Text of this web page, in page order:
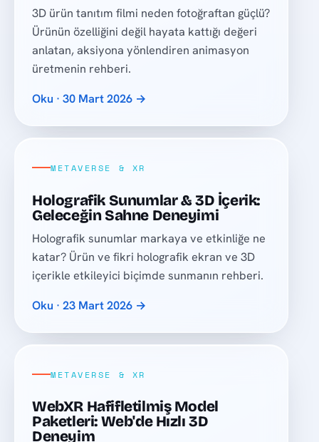
3D ürün tanıtım filmi neden fotoğraftan güçlü?
Ürünün özelliğini değil hayata kattığı değeri
anlatan, aksiyona yönlendiren animasyon
üretmenin rehberi.
Oku · 30 Mart 2026 →
METAVERSE & XR
Holografik Sunumlar & 3D İçerik:
Geleceğin Sahne Deneyimi
Holografik sunumlar markaya ve etkinliğe ne
katar? Ürün ve fikri holografik ekran ve 3D
içerikle etkileyici biçimde sunmanın rehberi.
Oku · 23 Mart 2026 →
METAVERSE & XR
WebXR Hafifletilmiş Model
Paketleri: Web'de Hızlı 3D
Deneyim